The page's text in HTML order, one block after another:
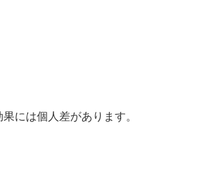
には個人差があります。